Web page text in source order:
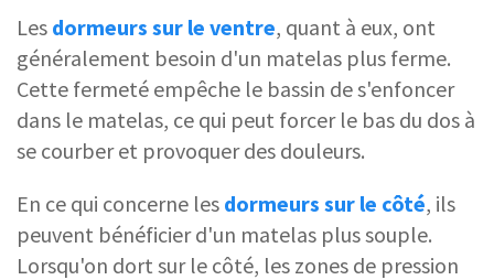
Les dormeurs sur le ventre, quant à eux, ont
généralement besoin d'un matelas plus ferme.
Cette fermeté empêche le bassin de s'enfoncer
dans le matelas, ce qui peut forcer le bas du dos à
se courber et provoquer des douleurs.
En ce qui concerne les dormeurs sur le côté, ils
peuvent bénéficier d'un matelas plus souple.
Lorsqu'on dort sur le côté, les zones de pression